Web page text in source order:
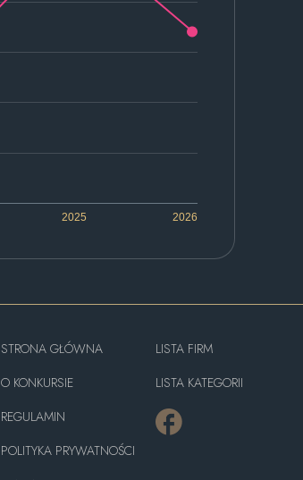
2025 2026
STRONA GŁÓWNA
O KONKURSIE
REGULAMIN
POLITYKA PRYWATNOŚCI
LISTA FIRM
LISTA KATEGORII